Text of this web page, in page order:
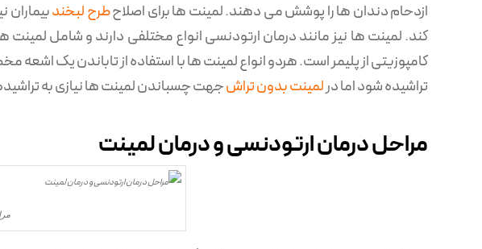
ازدحام دندان ها را پوشش می دهند. لمینت ها برای اصلاحطرح لبخندبیماران
کند. لمینت ها نیز مانند درمان ارتودنسی انواع مختلفی دارند و شامل
کامپوزیتی از پلیمر است. هردو انواع لمینت ها با استفاده از تاباندن یک
تراشیده شود اما درلمینت بدون تراشجهت چسباندن لمینت ها نیازی به
مراحل درمان ارتودنسی و درمان لمینت